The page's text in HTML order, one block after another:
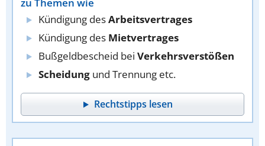
zu Themen wie
Kündigung desArbeitsvertrages
Kündigung des Mietvertrages
Bußgeldbescheid bei Verkehrsverstößen
Scheidung und Trennung etc.
Rechtstipps lesen